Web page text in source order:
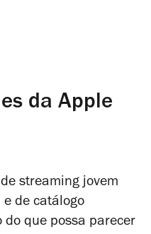
da Apple
streaming jovem
de catálogo
que possa parecer